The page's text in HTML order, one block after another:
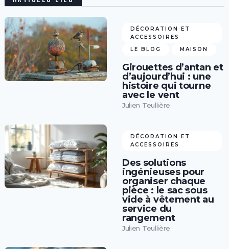
DÉCORATION ET
ACCESSOIRES
LE BLOG
MAISON
Girouettes d’antan et
d’aujourd’hui : une
histoire qui tourne
avec le vent
Julien Teullière
DÉCORATION ET
ACCESSOIRES
Des solutions
ingénieuses pour
organiser chaque
pièce : le sac sous
vide à vêtement au
service du
rangement
Julien Teullière